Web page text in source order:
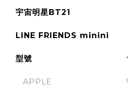
宇宙明星BT21
LINE FRIENDS minini
型號
APPLE